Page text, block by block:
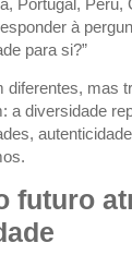
à
para si?”
diferentes, mas
a diversidade
futuro